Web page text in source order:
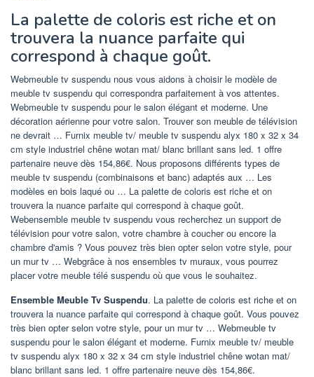
La palette de coloris est riche et on
trouvera la nuance parfaite qui
correspond à chaque goût.
Webmeuble tv suspendu nous vous aidons à choisir le modèle de
meuble tv suspendu qui correspondra parfaitement à vos attentes.
Webmeuble tv suspendu pour le salon élégant et moderne. Une
décoration aérienne pour votre salon. Trouver son meuble de télévision
ne devrait … Furnix meuble tv/ meuble tv suspendu alyx 180 x 32 x 34
cm style industriel chêne wotan mat/ blanc brillant sans led. 1 offre
partenaire neuve dès 154,86€. Nous proposons différents types de
meuble tv suspendu (combinaisons et banc) adaptés aux … Les
modèles en bois laqué ou … La palette de coloris est riche et on
trouvera la nuance parfaite qui correspond à chaque goût.
Webensemble meuble tv suspendu vous recherchez un support de
télévision pour votre salon, votre chambre à coucher ou encore la
chambre d'amis ? Vous pouvez très bien opter selon votre style, pour
un mur tv … Webgrâce à nos ensembles tv muraux, vous pourrez
placer votre meuble télé suspendu où que vous le souhaitez.
Ensemble Meuble Tv Suspendu. La palette de coloris est riche et on
trouvera la nuance parfaite qui correspond à chaque goût. Vous pouvez
très bien opter selon votre style, pour un mur tv … Webmeuble tv
suspendu pour le salon élégant et moderne. Furnix meuble tv/ meuble
tv suspendu alyx 180 x 32 x 34 cm style industriel chêne wotan mat/
blanc brillant sans led. 1 offre partenaire neuve dès 154,86€.